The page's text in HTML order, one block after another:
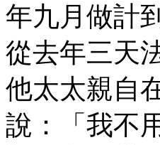
年九月做計
從去年三天
他太太親自
說：「我不